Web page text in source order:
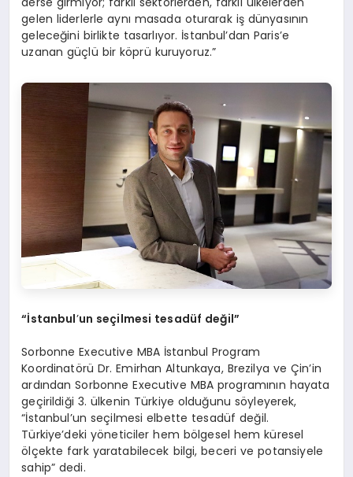
gelen liderlerle aynı masada oturarak iş dünyasının
geleceğini birlikte tasarlıyor. İstanbul’dan Paris’e
uzanan güçlü bir köprü kuruyoruz.”
“İstanbul’un seçilmesi tesadüf değil”
Sorbonne Executive MBA İstanbul Program
Koordinatörü Dr. Emirhan Altunkaya, Brezilya ve Çin’in
ardından Sorbonne Executive MBA programının hayata
geçirildiği 3. ülkenin Türkiye olduğunu söyleyerek,
“İstanbul’un seçilmesi elbette tesadüf değil.
Türkiye’deki yöneticiler hem bölgesel hem küresel
ölçekte fark yaratabilecek bilgi, beceri ve potansiyele
sahip” dedi.